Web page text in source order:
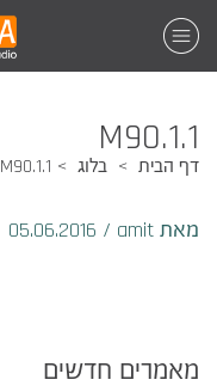
M90.1.1
דף הבית בלוג M90.1.1
מאת amit /
מאמרים חדשים